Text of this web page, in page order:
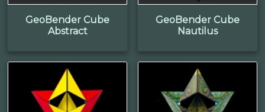
GeoBender Cube
Abstract
GeoBender Cube
Nautilus